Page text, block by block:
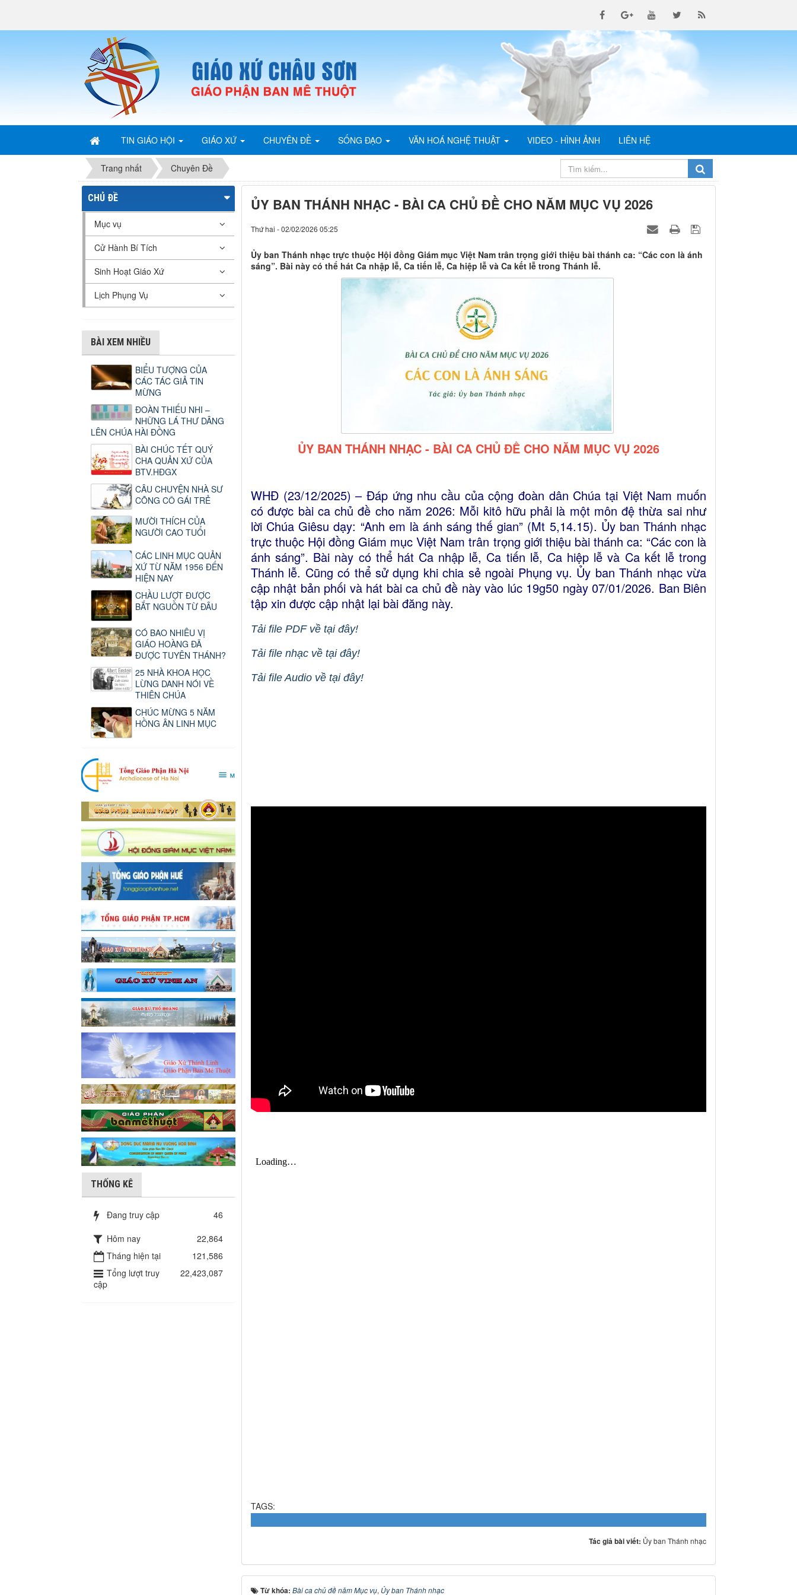
TIN GIÁO HỘI GIÁO XỨ CHUYÊN ĐỀ SỐNG ĐẠO VĂN HOÁ NGHỆ THUẬT VIDEO - HÌNH ẢNH LIÊN HỆ
Trang nhất Chuyên Đề
ỦY BAN THÁNH NHẠC - BÀI CA CHỦ ĐỀ CHO NĂM MỤC VỤ 2026
Thứ hai - 02/02/2026 05:25
Ủy ban Thánh nhạc trực thuộc Hội đồng Giám mục Việt Nam trân trọng giới thiệu bài thánh ca: “Các con là ánh
sáng”. Bài này có thể hát Ca nhập lễ, Ca tiến lễ, Ca hiệp lễ và Ca kết lễ trong Thánh lễ.
ỦY BAN THÁNH NHẠC - BÀI CA CHỦ ĐỀ CHO NĂM MỤC VỤ 2026
WHĐ (23/12/2025) – Đáp ứng nhu cầu của cộng đoàn dân Chúa tại Việt Nam muốn
có được bài ca chủ đề cho năm 2026: Mỗi kitô hữu phải là một môn đệ thừa sai như
lời Chúa Giêsu dạy: “Anh em là ánh sáng thế gian” (Mt 5,14.15). Ủy ban Thánh nhạc
trực thuộc Hội đồng Giám mục Việt Nam trân trọng giới thiệu bài thánh ca: “Các con là
ánh sáng”. Bài này có thể hát Ca nhập lễ, Ca tiến lễ, Ca hiệp lễ và Ca kết lễ trong
Thánh lễ. Cũng có thể sử dụng khi chia sẻ ngoài Phụng vụ. Ủy ban Thánh nhạc vừa
cập nhật bản phối và hát bài ca chủ đề này vào lúc 19g50 ngày 07/01/2026. Ban Biên
tập xin được cập nhật lại bài đăng này.
Tải file PDF về tại đây!
Tải file nhạc về tại đây!
Tải file Audio về tại đây!
TAGS:
Tác giả bài viết: Ủy ban Thánh nhạc
Từ khóa: Bài ca chủ đề năm Mục vụ, Ủy ban Thánh nhạc
CHỦ ĐỀ
Mục vụ
Cử Hành Bí Tích
Sinh Hoạt Giáo Xứ
Lịch Phụng Vụ
BÀI XEM NHIỀU
BIỂU TƯỢNG CỦA
CÁC TÁC GIẢ TIN
MỪNG
ĐOÀN THIẾU NHI –
NHỮNG LÁ THƯ DÂNG
LÊN CHÚA HÀI ĐỒNG
BÀI CHÚC TẾT QUÝ
CHA QUẢN XỨ CỦA
BTV.HĐGX
CÂU CHUYỆN NHÀ SƯ
CÕNG CÔ GÁI TRẺ
MƯỜI THÍCH CỦA
NGƯỜI CAO TUỔI
CÁC LINH MỤC QUẢN
XỨ TỪ NĂM 1956 ĐẾN
HIỆN NAY
CHẦU LƯỢT ĐƯỢC
BẮT NGUỒN TỪ ĐÂU
CÓ BAO NHIÊU VỊ
GIÁO HOÀNG ĐÃ
ĐƯỢC TUYÊN THÁNH?
25 NHÀ KHOA HỌC
LỪNG DANH NÓI VỀ
THIÊN CHÚA
CHÚC MỪNG 5 NĂM
HỒNG ÂN LINH MỤC
THỐNG KÊ
Đang truy cập
46
Hôm nay
22,864
Tháng hiện tại
121,586
Tổng lượt truy
cập
22,423,087